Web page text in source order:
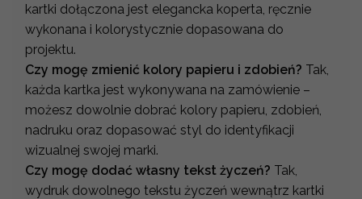
kartki dołączona jest elegancka koperta, ręcznie
wykonana i kolorystycznie dopasowana do
projektu.
Czy mogę zmienić kolory papieru i zdobień? Tak,
każda kartka jest wykonywana na zamówienie –
możesz dowolnie dobrać kolory papieru, zdobień,
nadruku oraz dopasować styl do identyfikacji
wizualnej swojej marki.
Czy mogę dodać własny tekst życzeń? Tak,
wydruk dowolnego tekstu życzeń wewnątrz kartki